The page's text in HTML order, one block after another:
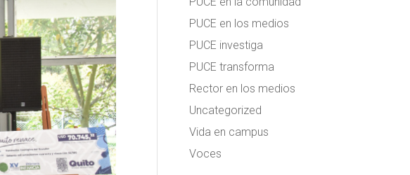
PUCE en los medios
PUCE investiga
PUCE transforma
Rector en los medios
Uncategorized
Vida en campus
Voces